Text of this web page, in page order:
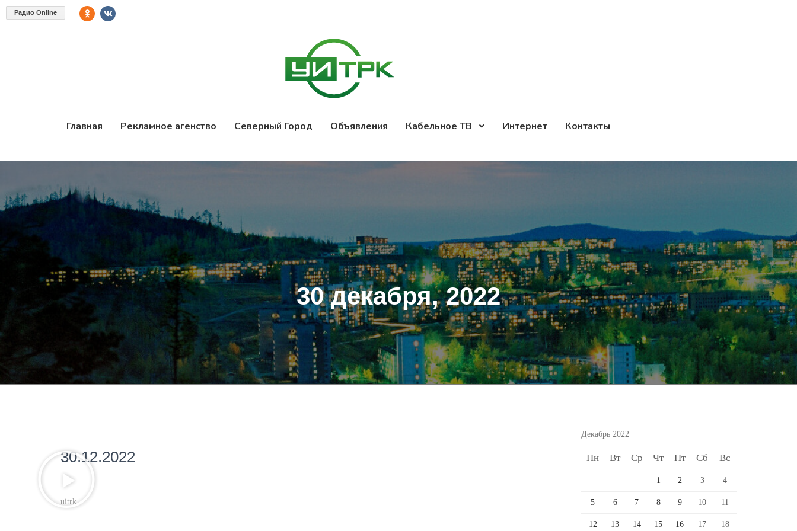
Радио Online
Главная Рекламное агенство Северный Город Объявления Кабельное ТВ Интернет Контакты
30 декабря, 2022
30.12.2022
uitrk
Декабрь 2022
Пн Вт Ср Чт Пт Сб Вс
1 2 3 4
5 6 7 8 9 10 11
12 13 14 15 16 17 18